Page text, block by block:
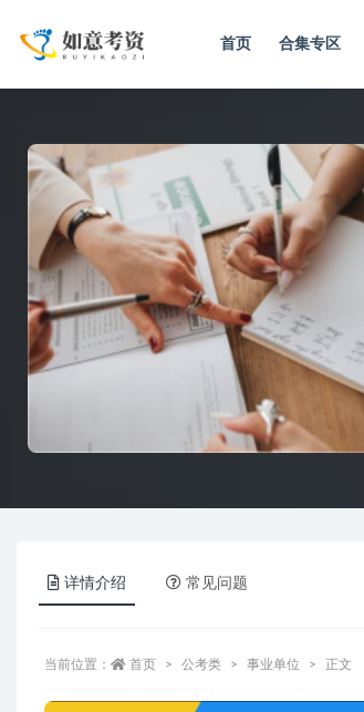
首页 合集专区
详情介绍 常见问题
当前位置： 首页 公考类 事业单位 正文